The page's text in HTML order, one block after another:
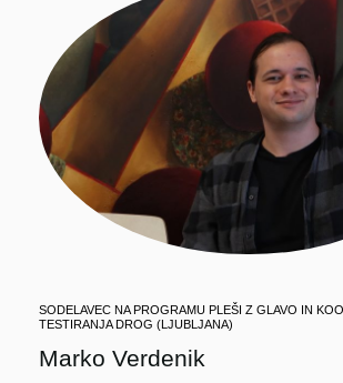
SODELAVEC NA PROGRAMU PLEŠI Z GLAVO IN
TESTIRANJA DROG (LJUBLJANA)
Marko Verdenik